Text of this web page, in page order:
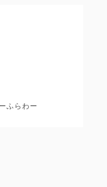
ふらわー